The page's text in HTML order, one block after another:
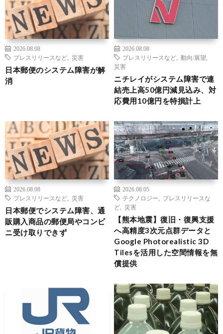
2026.08.08
プレスリリースなど
災害
日本郵便のシステム障害が解
消
2026.08.08
プレスリリースなど
動向/展望
災害
ニチレイがシステム障害で連
結売上高50億円減見込み、対
応費用10億円を特損計上
2026.08.08
プレスリリースなど
災害
日本郵便でシステム障害、通
販購入商品の郵便局やコンビ
ニ受け取りできず
2026.08.05
テクノロジー
プレスリリースな
ど
災害
【熊本地震】復旧・復興支援
へ高精度3次元点群データと
Google Photorealistic 3D
Tilesを活用した空間情報を無
償提供